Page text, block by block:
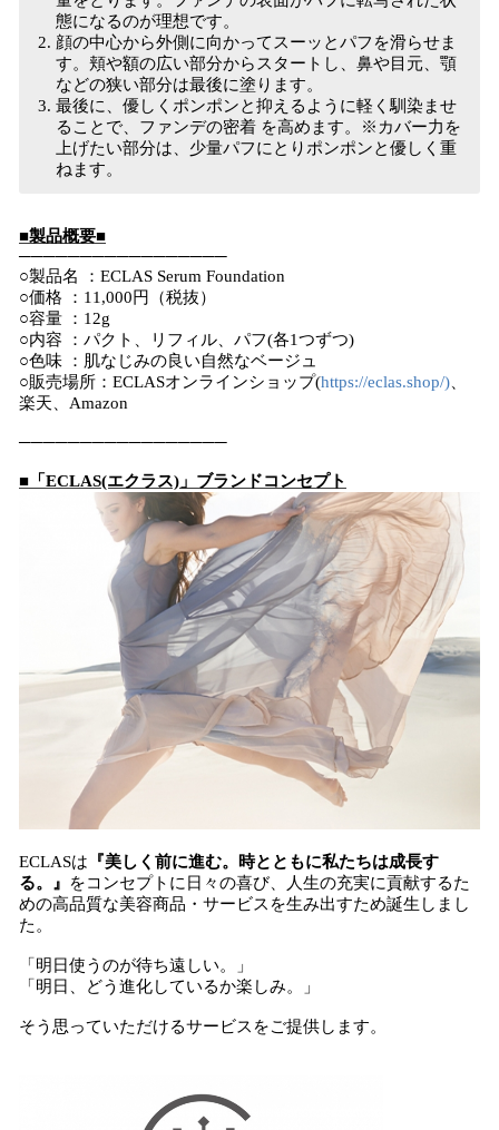
態になるのが理想です。
顔の中心から外側に向かってスーッとパフを滑らせま
す。頬や額の広い部分からスタートし、鼻や目元、顎
などの狭い部分は最後に塗ります。
最後に、優しくポンポンと抑えるように軽く馴染ませ
ることで、ファンデの密着 を高めます。※カバー力を
上げたい部分は、少量パフにとりポンポンと優しく重
ねます。
■製品概要■
​─────────────────
○製品名 ：ECLAS Serum Foundation
○価格 ：11,000円（税抜）
○容量 ：12g
○内容 ：パクト、リフィル、パフ(各1つずつ)
○色味 ：肌なじみの良い自然なベージュ
○販売場所：ECLASオンラインショップ(https://eclas.shop/)
楽天、Amazon
─────────────────
■「ECLAS(エクラス)」ブランドコンセプト
ECLASは 『美しく前に進む。時とともに私たちは成長す
る。』
をコンセプトに日々の喜び、人生の充実に貢献するた
めの高品質な美容商品・サービスを生み出すため誕生しまし
た。
「明日使うのが待ち遠しい。」
「明日、どう進化しているか楽しみ。」
そう思っていただけるサービスをご提供します。